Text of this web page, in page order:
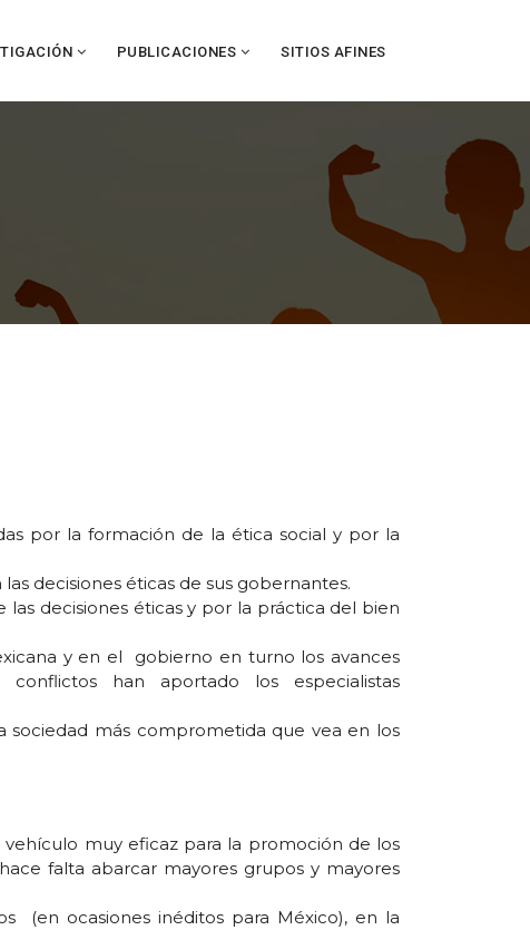
PUBLICACIONES SITIOS AFINES
por la formación de la ética social y por la
decisiones éticas de sus gobernantes.
decisiones éticas y por la práctica del bien
y en el gobierno en turno los avances
han aportado los especialistas
sociedad más comprometida que vea en los
vehículo muy eficaz para la promoción de los
falta abarcar mayores grupos y mayores
(en ocasiones inéditos para México), en la